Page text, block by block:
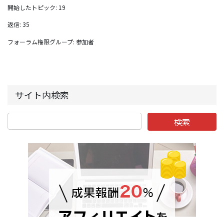
開始したトピック: 19
返信: 35
フォーラム権限グループ: 参加者
サイト内検索